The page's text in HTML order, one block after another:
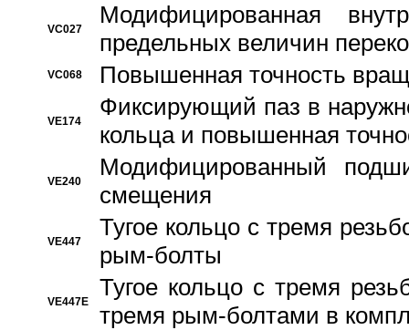
VC027
Модифицированная
предельных величин
VC068 Повышенная точность
VE174
Фиксирующий паз в
кольца и повышенная
VE240
Модифицированный
смещения
VE447
Тугое кольцо с тремя
рым-болты
VE447E
Тугое кольцо с тремя
тремя рым-болтами в